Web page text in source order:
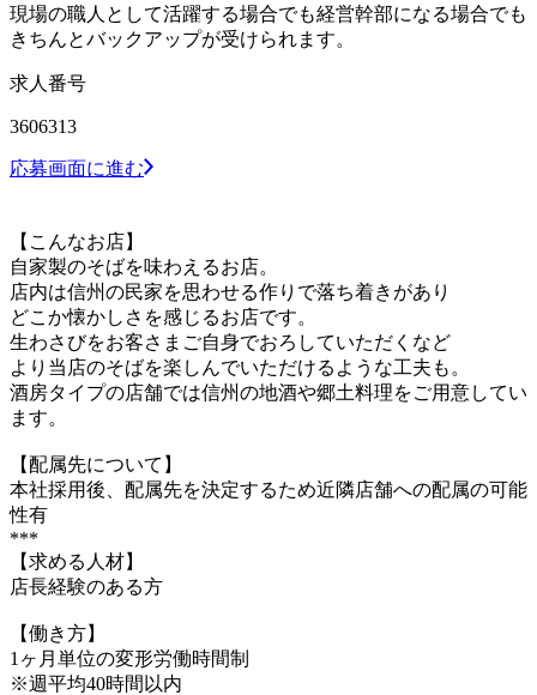
現場の職人として活躍する場合でも経営幹部になる場合でも
きちんとバックアップが受けられます。
求人番号
3606313
応募画面に進む
【こんなお店】
自家製のそばを味わえるお店。
店内は信州の民家を思わせる作りで落ち着きがあり
どこか懐かしさを感じるお店です。
生わさびをお客さまご自身でおろしていただくなど
より当店のそばを楽しんでいただけるような工夫も。
酒房タイプの店舗では信州の地酒や郷土料理をご用意してい
ます。
【配属先について】
本社採用後、配属先を決定するため近隣店舗への配属の可能
性有
***
【求める人材】
店長経験のある方
【働き方】
1ヶ月単位の変形労働時間制
※週平均40時間以内